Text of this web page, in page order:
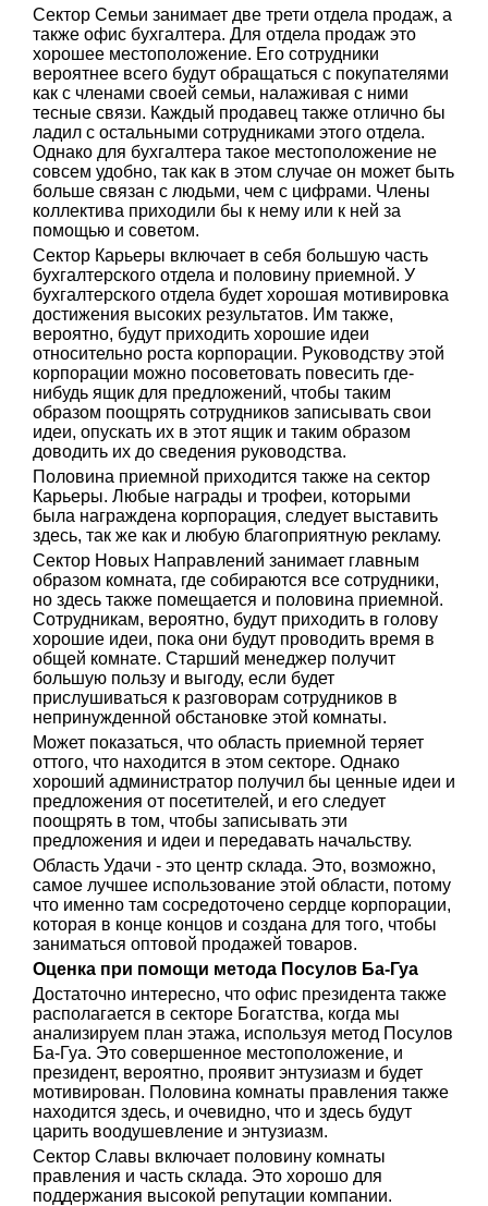
Сектор Семьи занимает две трети отдела продаж, а
также офис бухгалтера. Для отдела продаж это
хорошее местоположение. Его сотрудники
вероятнее всего будут обращаться с покупателями
как с членами своей семьи, налаживая с ними
тесные связи. Каждый продавец также отлично бы
ладил с остальными сотрудниками этого отдела.
Однако для бухгалтера такое местоположение не
совсем удобно, так как в этом случае он может быть
больше связан с людьми, чем с цифрами. Члены
коллектива приходили бы к нему или к ней за
помощью и советом.
Сектор Карьеры включает в себя большую часть
бухгалтерского отдела и половину приемной. У
бухгалтерского отдела будет хорошая мотивировка
достижения высоких результатов. Им также,
вероятно, будут приходить хорошие идеи
относительно роста корпорации. Руководству этой
корпорации можно посоветовать повесить где-
нибудь ящик для предложений, чтобы таким
образом поощрять сотрудников записывать свои
идеи, опускать их в этот ящик и таким образом
доводить их до сведения руководства.
Половина приемной приходится также на сектор
Карьеры. Любые награды и трофеи, которыми
была награждена корпорация, следует выставить
здесь, так же как и любую благоприятную рекламу.
Сектор Новых Направлений занимает главным
образом комната, где собираются все сотрудники,
но здесь также помещается и половина приемной.
Сотрудникам, вероятно, будут приходить в голову
хорошие идеи, пока они будут проводить время в
общей комнате. Старший менеджер получит
большую пользу и выгоду, если будет
прислушиваться к разговорам сотрудников в
непринужденной обстановке этой комнаты.
Может показаться, что область приемной теряет
оттого, что находится в этом секторе. Однако
хороший администратор получил бы ценные идеи и
предложения от посетителей, и его следует
поощрять в том, чтобы записывать эти
предложения и идеи и передавать начальству.
Область Удачи - это центр склада. Это, возможно,
самое лучшее использование этой области, потому
что именно там сосредоточено сердце корпорации,
которая в конце концов и создана для того, чтобы
заниматься оптовой продажей товаров.
Оценка при помощи метода Посулов Ба-Гуа
Достаточно интересно, что офис президента также
располагается в секторе Богатства, когда мы
анализируем план этажа, используя метод Посулов
Ба-Гуа. Это совершенное местоположение, и
президент, вероятно, проявит энтузиазм и будет
мотивирован. Половина комнаты правления также
находится здесь, и очевидно, что и здесь будут
царить воодушевление и энтузиазм.
Сектор Славы включает половину комнаты
правления и часть склада. Это хорошо для
поддержания высокой репутации компании.